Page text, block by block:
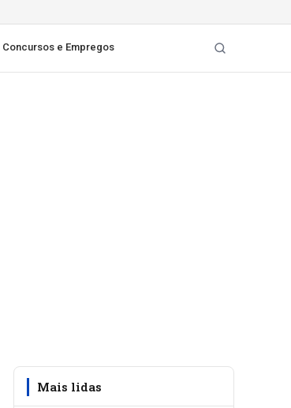
Concursos e Empregos
Mais lidas